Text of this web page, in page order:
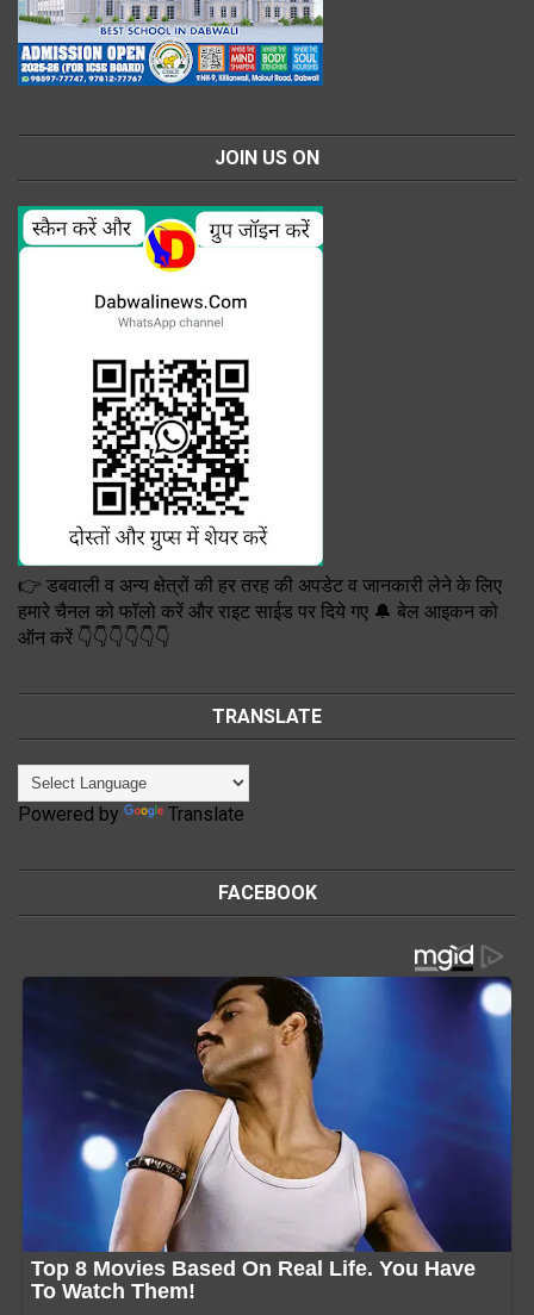
JOIN US ON
👉 डबवाली व अन्य क्षेत्रों की हर तरह की अपडेट व जानकारी लेने के लिए
हमारे चैनल को फॉलो करें और राइट साईड पर दिये गए 🔔 बेल आइकन को
ऑन करें 👇👇👇👇👇👇
TRANSLATE
Powered by Translate
FACEBOOK